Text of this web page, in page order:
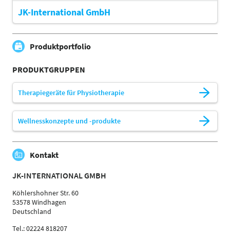
JK-International GmbH
Produktportfolio
PRODUKTGRUPPEN
Therapiegeräte für Physiotherapie
Wellnesskonzepte und -produkte
Kontakt
JK-INTERNATIONAL GMBH
Köhlershohner Str. 60
53578 Windhagen
Deutschland
Tel.: 02224 818207